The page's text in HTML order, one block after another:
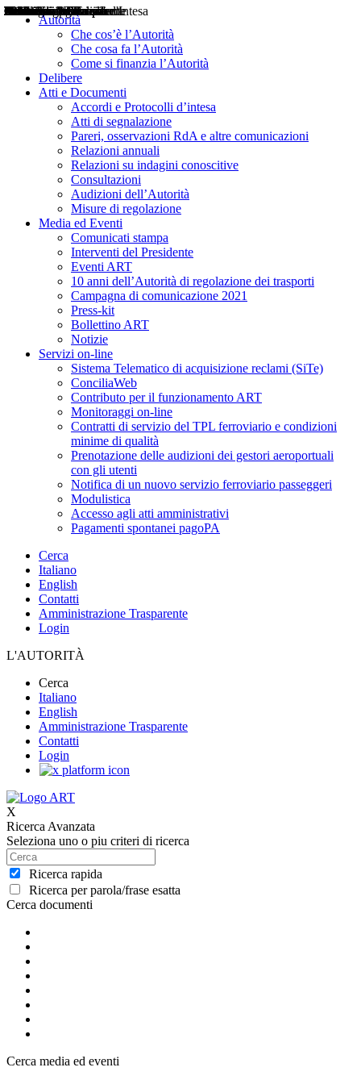
Autorità
Che cos’è l’Autorità
Che cosa fa l’Autorità
Come si finanzia l’Autorità
Delibere
Atti e Documenti
Accordi e Protocolli d’intesa
Atti di segnalazione
Pareri, osservazioni RdA e altre comunicazioni
Relazioni annuali
Relazioni su indagini conoscitive
Consultazioni
Audizioni dell’Autorità
Misure di regolazione
Media ed Eventi
Comunicati stampa
Interventi del Presidente
Eventi ART
10 anni dell’Autorità di regolazione dei trasporti
Campagna di comunicazione 2021
Press-kit
Bollettino ART
Notizie
Servizi on-line
Sistema Telematico di acquisizione reclami (SiTe)
ConciliaWeb
Contributo per il funzionamento ART
Monitoraggi on-line
Contratti di servizio del TPL ferroviario e condizioni
minime di qualità
Prenotazione delle audizioni dei gestori aeroportuali
con gli utenti
Notifica di un nuovo servizio ferroviario passeggeri
Modulistica
Accesso agli atti amministrativi
Pagamenti spontanei pagoPA
Cerca
Italiano
English
Contatti
Amministrazione Trasparente
Login
L'AUTORITÀ
Cerca
Italiano
English
Amministrazione Trasparente
Contatti
Login
X
Ricerca Avanzata
Seleziona uno o piu criteri di ricerca
Ricerca rapida
Ricerca per parola/frase esatta
Cerca documenti
Delibere
Pareri
Consultazioni
Audizioni
Atti di Segnalazione
Accordi e Protocolli d'Intesa
Relazioni annuali
Misure di regolazione
Cerca media ed eventi
Notizie
Comunicati Stampa
Bollettini ART
Convegni ART
Interviste del Presidente
Articoli in primo piano
Interventi del Presidente
2004
2005
2010
2013
2014
2015
2016
2017
2018
2019
202
2020
2021
2022
2023
2024
2025
2026
Aereo
Marittimo
Terrestre